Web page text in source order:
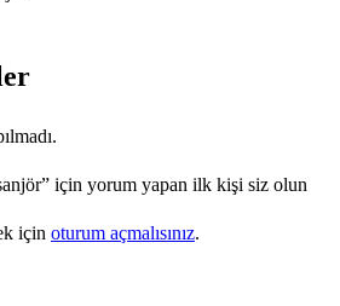
için yorum yapan ilk kişi siz olun
için oturum açmalısınız.